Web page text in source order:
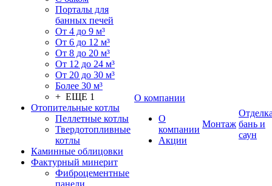
Порталы для
банных печей
От 4 до 9 м³
От 6 до 12 м³
От 8 до 20 м³
От 12 до 24 м³
От 20 до 30 м³
Более 30 м³
+ ЕЩЕ 1
Отопительные котлы
Пеллетные котлы
Твердотопливные
котлы
Каминные облицовки
Фактурный минерит
Фиброцементные
панели
О компании
О
компании
Акции
Монтаж бань и
саун